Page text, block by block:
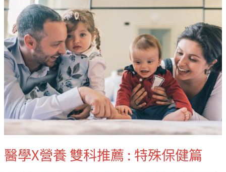
醫學X營養 雙科推薦 : 特殊保健篇
X
營
養
雙
科
推
薦
:
特
殊
保
健
篇